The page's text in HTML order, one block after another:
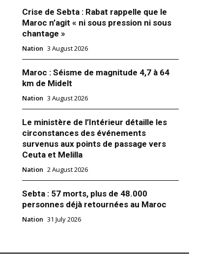
a représenté le Roi
VI aux obsèques du Pape
Crise de Sebta : Rabat rappelle que le
Maroc n’agit « ni sous pression ni sous
chantage »
Nation 3 August 2026
Maroc : Séisme de magnitude 4,7 à 64
km de Midelt
Nation 3 August 2026
Le ministère de l’Intérieur détaille les
circonstances des événements
survenus aux points de passage vers
Ceuta et Melilla
Nation 2 August 2026
Sebta : 57 morts, plus de 48.000
personnes déjà retournées au Maroc
Nation 31 July 2026